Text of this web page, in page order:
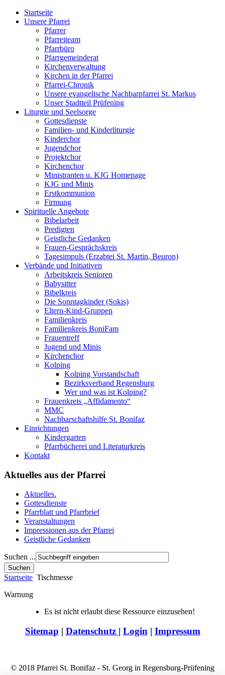
Startseite
Unsere Pfarrei
Pfarrer
Pfarreiteam
Pfarrbüro
Pfarrgemeinderat
Kirchenverwaltung
Kirchen in der Pfarrei
Pfarrei-Chronik
Unsere evangelische Nachbarpfarrei St. Markus
Unser Stadtteil Prüfening
Liturgie und Seelsorge
Gottesdienste
Familien- und Kinderliturgie
Kinderchor
Jugendchor
Projektchor
Kirchenchor
Ministranten u. KJG Homepage
KJG und Minis
Erstkommunion
Firmung
Spirituelle Angebote
Bibelarbeit
Predigten
Geistliche Gedanken
Frauen-Gesprächskreis
Tagesimpuls (Erzabtei St. Martin, Beuron)
Verbände und Initiativen
Arbeitskreis Senioren
Babysitter
Bibelkreis
Die Sonntagkinder (Sokis)
Eltern-Kind-Gruppen
Familienkreis
Familienkreis BoniFam
Frauentreff
Jugend und Minis
Kirchenchor
Kolping
Kolping Vorstandschaft
Bezirksverband Regensburg
Wer und was ist Kolping?
Frauenkreis „Affidamento“
MMC
Nachbarschaftshilfe St. Bonifaz
Einrichtungen
Kindergarten
Pfarrbücherei und Literaturkreis
Kontakt
Aktuelles aus der Pfarrei
Aktuelles.
Gottesdienste
Pfarrblatt und Pfarrbrief
Veranstaltungen
Impressionen aus der Pfarrei
Geistliche Gedanken
Suchen ...
Startseite Tischmesse
Warnung
Es ist nicht erlaubt diese Ressource einzusehen!
Sitemap | Datenschutz | Login | Impressum
© 2018 Pfarrei St. Bonifaz - St. Georg in Regensburg-Prüfening